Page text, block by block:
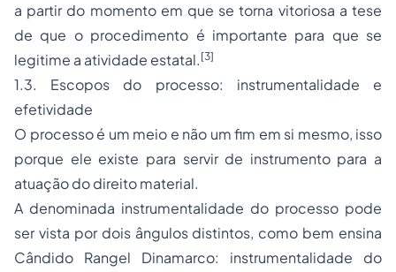
a partir do momento em que se torna vitoriosa a tese
de que o procedimento é importante para que se
legitime a atividade estatal. [3]
1.3. Escopos do processo: instrumentalidade e
efetividade
O processo é um meio e não um fim em si mesmo, isso
porque ele existe para servir de instrumento para a
atuação do direito material.
A denominada instrumentalidade do processo pode
ser vista por dois ângulos distintos, como bem ensina
Cândido Rangel Dinamarco: instrumentalidade do